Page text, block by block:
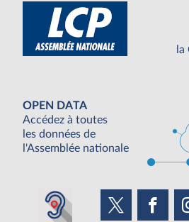
OPEN DATA
Accédez à toutes
les données de
l'Assemblée nationale